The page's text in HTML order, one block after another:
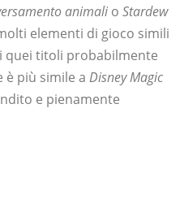
animali o Stardew
elementi di gioco simili
quei titoli probabilmente
è più simile a Disney Magic
e pienamente